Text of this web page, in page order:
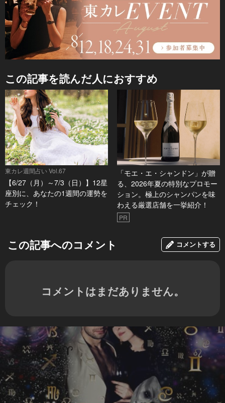
この記事を読んだ人におすすめ
東カレ週間占い Vol.67
【6/27（月）～7/3（日）】12星
座別に、あなたの1週間の運勢を
チェック！
「モエ・エ・シャンドン」が贈
る、2026年夏の特別なプロモー
ション。極上のシャンパンを味
わえる厳選店舗を一挙紹介！
PR
この記事へのコメント コメントする
コメントはまだありません。